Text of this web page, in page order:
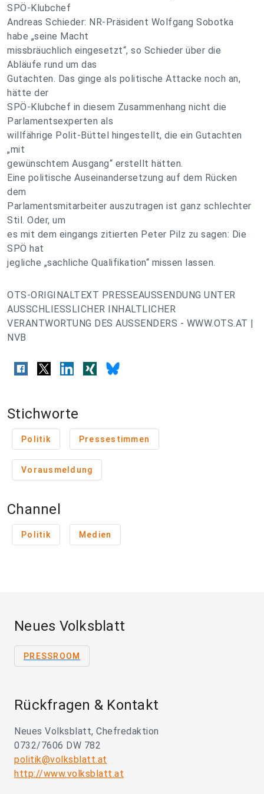
SPÖ-Klubchef
Andreas Schieder: NR-Präsident Wolfgang Sobotka
habe „seine Macht
missbräuchlich eingesetzt“, so Schieder über die
Abläufe rund um das
Gutachten. Das ginge als politische Attacke noch an,
hätte der
SPÖ-Klubchef in diesem Zusammenhang nicht die
Parlamentsexperten als
willfährige Polit-Büttel hingestellt, die ein Gutachten
„mit
gewünschtem Ausgang“ erstellt hätten.
Eine politische Auseinandersetzung auf dem Rücken
dem
Parlamentsmitarbeiter auszutragen ist ganz schlechter
Stil. Oder, um
es mit dem eingangs zitierten Peter Pilz zu sagen: Die
SPÖ hat
jegliche „sachliche Qualifikation“ missen lassen.
OTS-ORIGINALTEXT PRESSEAUSSENDUNG UNTER
AUSSCHLIESSLICHER INHALTLICHER
VERANTWORTUNG DES AUSSENDERS - WWW.OTS.AT |
NVB
Stichworte
Politik Pressestimmen
Vorausmeldung
Channel
Politik Medien
Neues Volksblatt
PRESSROOM
Rückfragen & Kontakt
Neues Volksblatt, Chefredaktion
0732/7606 DW 782
politik@volksblatt.at
http://www.volksblatt.at